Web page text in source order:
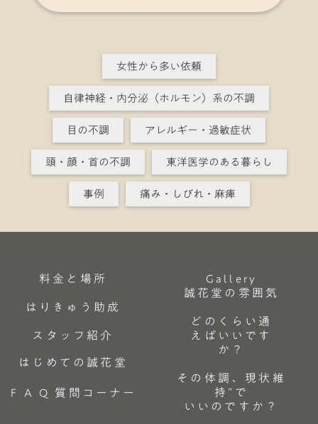
女性から多い依頼
自律神経・内分泌（ホルモン）系の不調
目の不調
アレルギー・過敏症状
頭・顔・首の不調
東洋医学のある暮らし
事例
痛み・しびれ・麻痺
料金と場所
はりきゅう助成
スタッフ紹介
はじめての誠花堂
F A Q 質問コーナー
Gallery
誠花堂の雰囲気
どのくらい通
えばいいです
か？
その体調、現状維
持”で
いいのですか？